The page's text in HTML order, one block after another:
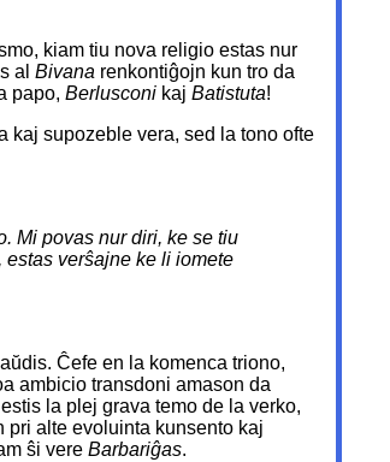
kiam tiu nova religio estas nur
alBivana renkontiĝojn kun tro da
papo,Berlusconi kajBatistuta!
kaj supozeble vera, sed la tono ofte
Mi povas nur diri, ke se tiu
verŝajne ke li iomete
Ĉefe en la komenca triono,
ambicio transdoni amason da
la plej grava temo de la verko,
pri alte evoluinta kunsento kaj
ŝi vereBarbariĝas.